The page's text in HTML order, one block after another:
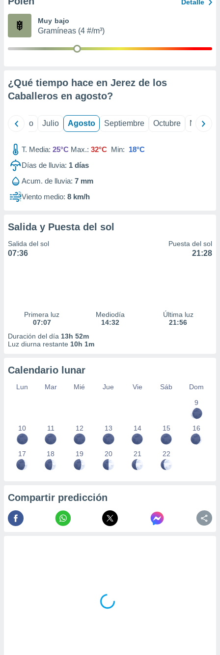
publicidad
1199
Detalle
Muy bajo
Gramíneas (4 #/m³)
¿Qué tiempo hace en Jerez de los
Caballeros en agosto?
Junio Julio Agosto Septiembre Octubre
T. Media: 25°C Max.: 32°C Min: 18°C
Días de lluvia: 1 días
Acum. de lluvia: 7 mm
Viento medio: 8 km/h
Salida y Puesta del sol
Salida del sol
07:36
Puesta del sol
21:28
Primera luz
07:07
Mediodía
14:32
Última luz
21:56
Duración del día 13h 52m
Luz diurna restante 10h 1m
Calendario lunar
Lun Mar Mié Jue Vie Sáb
Dom
9
10 11 12 13 14 15 16
17 18 19 20 21 22
Compartir predicción